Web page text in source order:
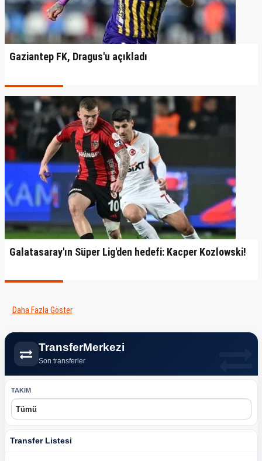
Gaziantep FK, Dragus'u açıkladı
Galatasaray'ın Süper Lig'den hedefi: Kacper Kozlowski!
Daha Fazla Göster
TransferMerkezi
Son transferler
TAKIM
Transfer Listesi